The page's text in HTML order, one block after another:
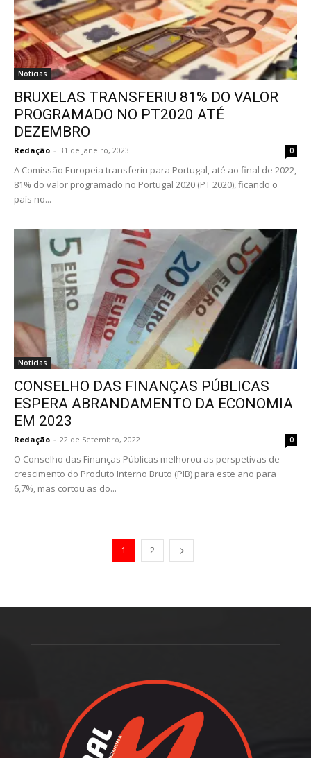
Notícias
BRUXELAS TRANSFERIU 81% DO VALOR
PROGRAMADO NO PT2020 ATÉ
DEZEMBRO
Redação - 31 de Janeiro, 2023 0
A Comissão Europeia transferiu para Portugal, até ao final de 2022,
81% do valor programado no Portugal 2020 (PT 2020), ficando o
país no...
Notícias
CONSELHO DAS FINANÇAS PÚBLICAS
ESPERA ABRANDAMENTO DA ECONOMIA
EM 2023
Redação - 22 de Setembro, 2022 0
O Conselho das Finanças Públicas melhorou as perspetivas de
crescimento do Produto Interno Bruto (PIB) para este ano para
6,7%, mas cortou as do...
1 2